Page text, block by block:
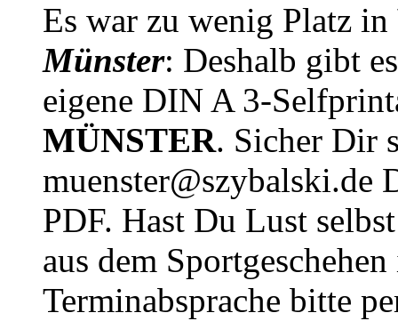
Es war zu wenig Platz in
Münster: Deshalb gibt
eigene DIN A 3-
MÜNSTER. Sicher Dir
muenster@szybalski.de
PDF. Hast Du Lust
aus dem
Terminabsprache bitte